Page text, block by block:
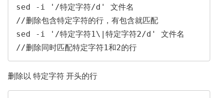
sed -i '/特定字符/d' 文件名
//删除包含特定字符的行，有包含就匹配
sed -i '/特定字符1\|特定字符2/d' 文件名
//删除同时匹配特定字符1和2的行
删除以 特定字符 开头的行